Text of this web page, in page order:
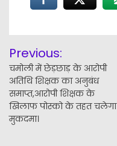
navigation
Previous:
चमोली में छेड़छाड़ के आरोपी
अतिथि शिक्षक का अनुबंध
समाप्त,आरोपी शिक्षक के
खिलाफ पोस्को के तहत चलेगा
मुकदमा।